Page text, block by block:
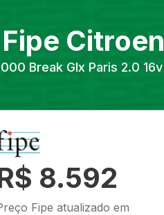
Citroen
Break Glx Paris 2.0 16v
8.592
Fipe atualizado em